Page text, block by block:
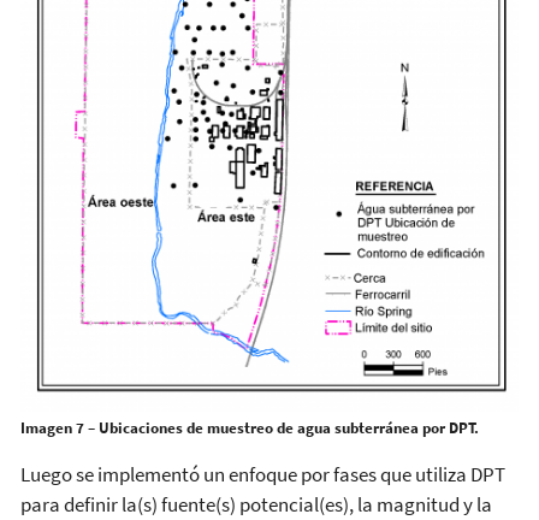
Imagen 7 – Ubicaciones de muestreo de agua subterránea por DPT.
Luego se implementó un enfoque por fases que utiliza DPT
para definir la(s) fuente(s) potencial(es), la magnitud y la